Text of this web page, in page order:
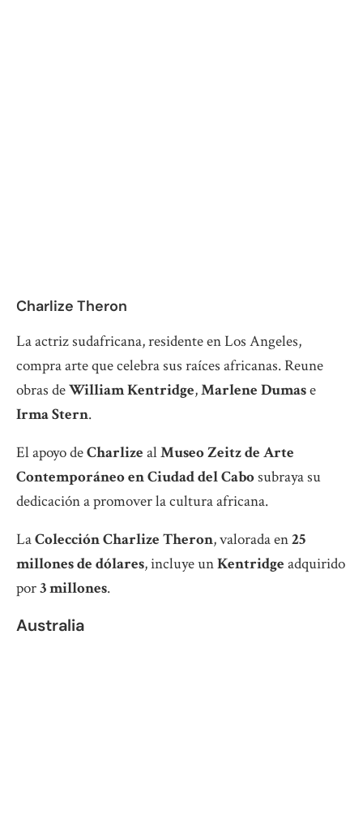
Charlize Theron
La actriz sudafricana, residente en Los Angeles,
compra arte que celebra sus raíces africanas. Reune
obras deWilliam Kentridge,Marlene Dumase
Irma Stern.
El apoyo deCharlize alMuseo Zeitz de Arte
Contemporáneo en Ciudad del Cabosubraya su
dedicación a promover la cultura africana.
LaColecciónCharlize Theron, valorada en25
millones de dólares, incluye unKentridge adquirido
por3 millones.
Australia